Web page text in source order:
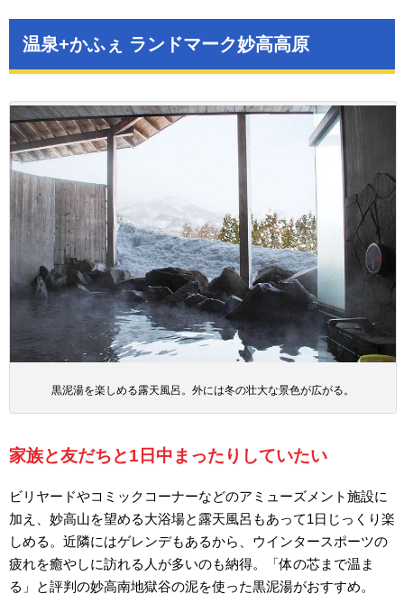
温泉+かふぇ ランドマーク妙高高原
黒泥湯を楽しめる露天風呂。外には冬の壮大な景色が広がる。
家族と友だちと1日中まったりしていたい
ビリヤードやコミックコーナーなどのアミューズメント施設に
加え、妙高山を望める大浴場と露天風呂もあって1日じっくり楽
しめる。近隣にはゲレンデもあるから、ウインタースポーツの
疲れを癒やしに訪れる人が多いのも納得。「体の芯まで温ま
る」と評判の妙高南地獄谷の泥を使った黒泥湯がおすすめ。